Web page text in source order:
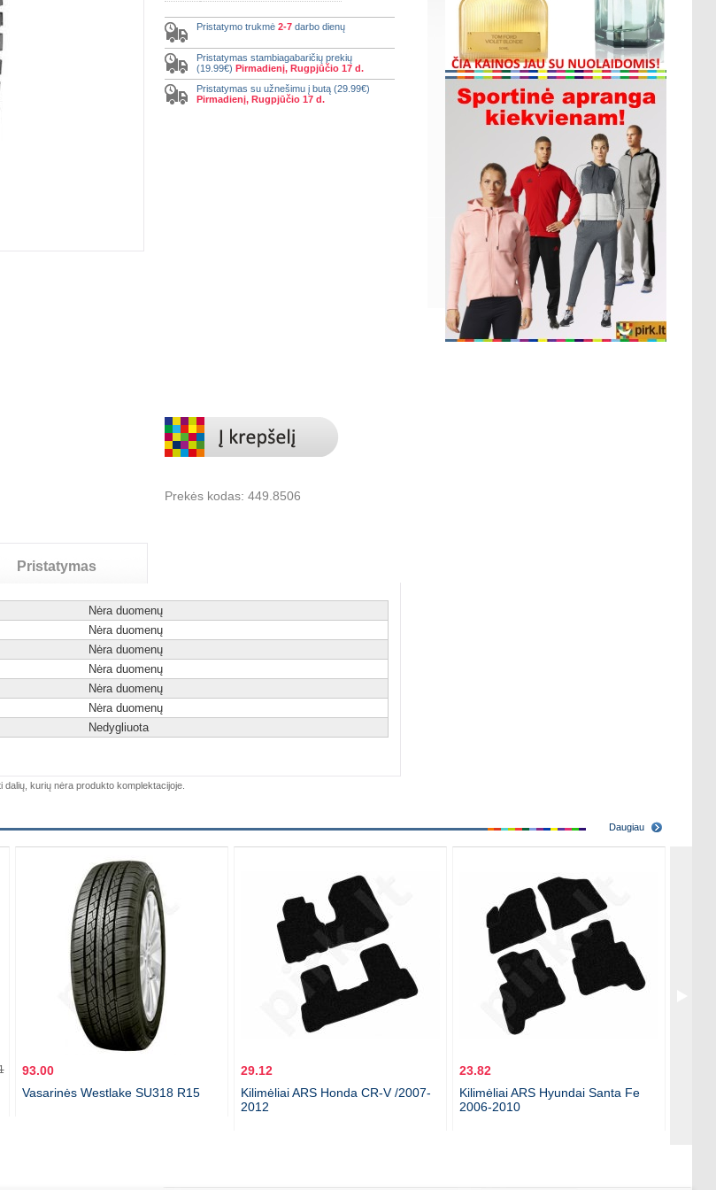
Pristatymo trukmė 2-7darbo dienų
Pristatymas stambiagabaričių prekių
(19.99€) Pirmadienį, Rugpjūčio 17 d.
Pristatymas su užnešimu į butą (29.99€)
Pirmadienį, Rugpjūčio 17 d.
Prekės kodas: 449.8506
Pristatymas
Nėra duomenų
Nėra duomenų
Nėra duomenų
Nėra duomenų
Nėra duomenų
Nėra duomenų
Nedygliuota
kurių nėra produkto komplektacijoje.
Daugiau
93.00
Vasarinės Westlake SU318 R15
29.12
Kilimėliai ARS Honda CR-V /2007-
2012
23.82
Kilimėliai ARS Hyundai Santa Fe
2006-2010